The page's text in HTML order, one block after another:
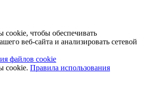
чтобы обеспечивать
веб-сайта и анализировать сетевой
файлов cookie
cookie. Правила использования